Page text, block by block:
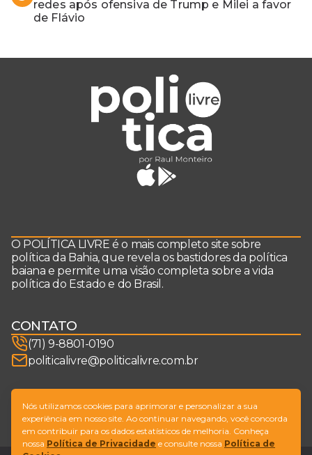
redes após ofensiva de Trump e Milei a favor
de Flávio
O POLÍTICA LIVRE é o mais completo site sobre
política da Bahia, que revela os bastidores da política
baiana e permite uma visão completa sobre a vida
política do Estado e do Brasil.
CONTATO
(71) 9-8801-0190
politicalivre@politicalivre.com.br
SIGA-NOS
Nós utilizamos cookies para aprimorar e personalizar a sua
experiência em nosso site. Ao continuar navegando, você concorda
em contribuir para os dados estatísticos de melhoria. Conheça
nossa Política de Privacidade e consulte nossa Política de